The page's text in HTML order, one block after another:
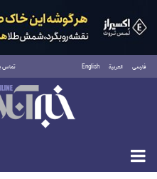
فارسی العربية English تماس
پنجشنبه ۱۵ مرداد ۱۴۰۵